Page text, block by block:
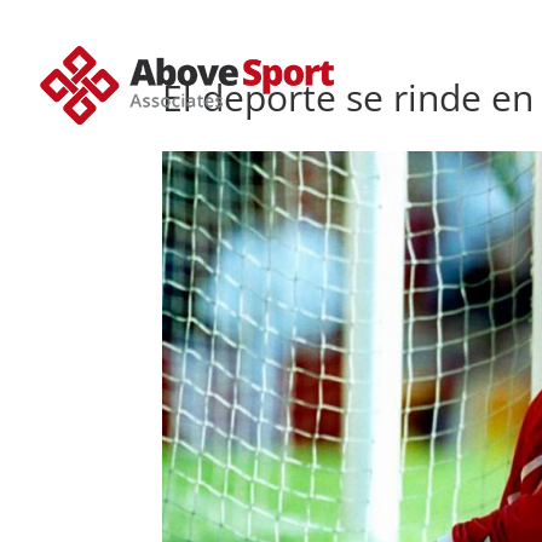
El deporte se rinde